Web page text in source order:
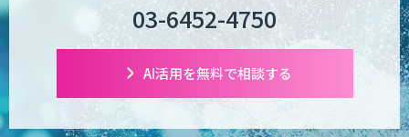
03-6452-4750
AI活用を無料で相談する